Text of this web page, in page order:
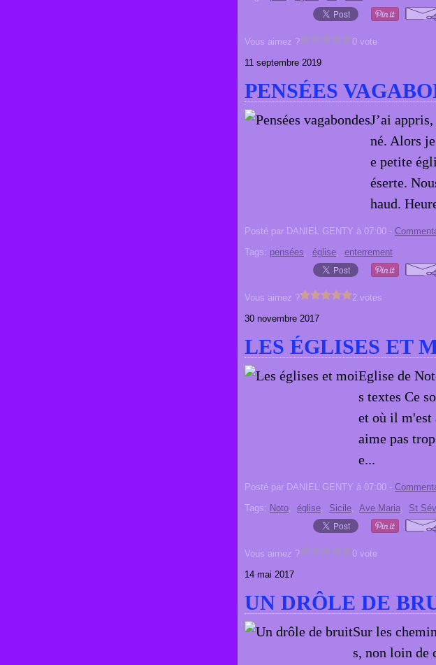
Vous aimez ?
0 vote
11 septembre 2019
PENSÉES
J’ai
né. Alors
e petite
éserte.
haud.
Posté par DANIEL GENTY à 07:00 -
Tags: pensées, église, enterrement
Vous aimez ?
2 votes
30 novembre 2017
LES ÉGLISES ET
Eglise de
s textes Ce
et où il m'est
aime pas
e...
Posté par DANIEL GENTY à 07:00 -
Tags: Noto, église, Sicile, Ave Maria, St
Vous aimez ?
0 vote
14 mai 2017
UN DRÔLE DE
Sur les
s, non loin de